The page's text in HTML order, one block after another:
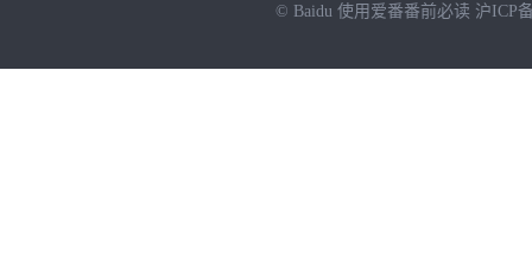
© Baidu 使用爱番番前必读 沪ICP